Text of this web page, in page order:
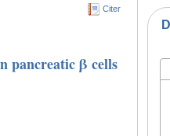
Citer
pancreatic β cells